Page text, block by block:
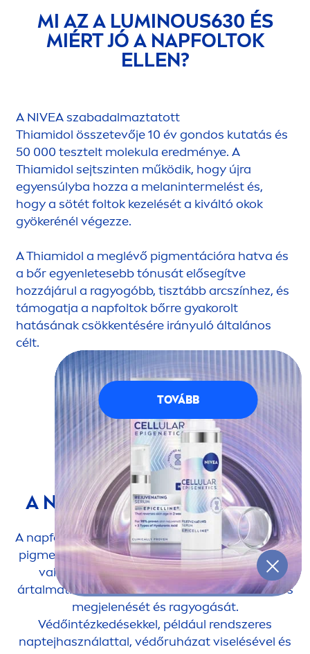
MI AZ A LUMINOUS630 ÉS
MIÉRT JÓ A NAPFOLTOK
ELLEN?
A NIVEAszabadalmaztatott
Thiamidol összetevője 10 év gondos kutatás és
50 000 tesztelt molekula eredménye. A
Thiamidol sejtszinten működik, hogy újra
egyensúlyba hozza a melanintermelést és,
hogy a sötét foltok kezelését a kiváltó okok
gyökerénél végezze.
A Thiamidol a meglévő pigmentációra hatva és
a bőr egyenletesebb tónusát elősegítve
hozzájárul a ragyogóbb, tisztább arcszínhez, és
támogatja a napfoltok bőrre gyakorolt
hatásának csökkentésére irányuló általános
célt.
TERMÉKCSALÁD
ÖSSZEFOGLALÓ
A NAPFOLTOK ÁTTEKINTÉSE
A napfoltok vagy szoláris lentiginek a bőrön lévő
pigmentfoltok, amelyeket a nap UV-sugarainak
való tartós kitettség okoz. Bár általában
ártalmatlanok, befolyásolhatják a bőr általános
megjelenését és ragyogását.
Védőintézkedésekkel, például rendszeres
naptejhasználattal, védőruházat viselésével és
TOVÁBB